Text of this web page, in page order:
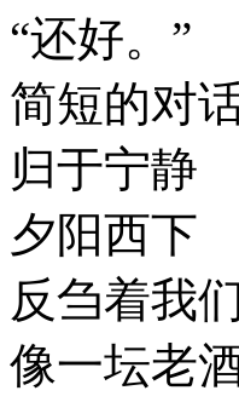
“还好。”
简短的对
归于宁静
夕阳西下
反刍着我
像一坛老